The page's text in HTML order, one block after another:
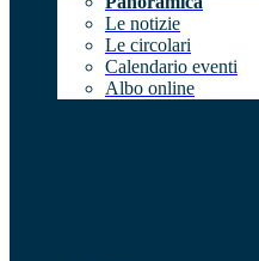
Le notizie
Le circolari
Calendario eventi
Albo online